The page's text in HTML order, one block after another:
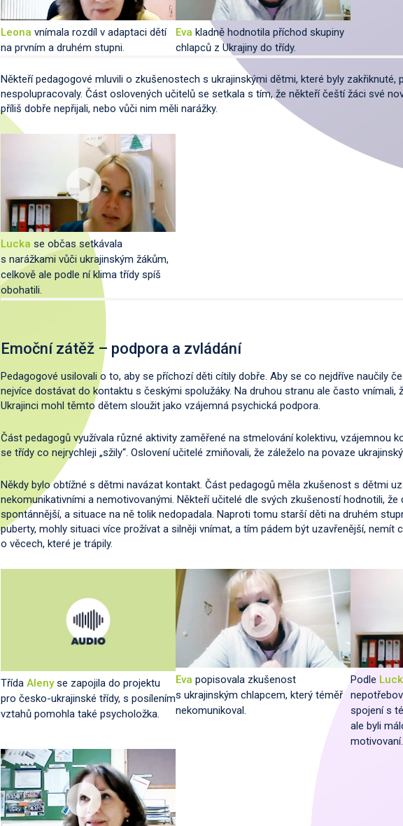
Leona vnímala rozdíl v adaptaci dětí
na prvním a druhém stupni.
Eva kladně hodnotila příchod skupiny
chlapců z Ukrajiny do třídy.
Někteří pedagogové mluvili o zkušenostech s ukrajinskými dětmi, které byly zakřiknuté,
nespolupracovaly. Část oslovených učitelů se setkala s tím, že někteří čeští žáci své
příliš dobře nepřijali, nebo vůči nim měli narážky.
Lucka se občas setkávala
s narážkami vůči ukrajinským žákům,
celkově ale podle ní klima třídy spíš
obohatili.
Emoční zátěž – podpora a zvládání
Pedagogové usilovali o to, aby se příchozí děti cítily dobře. Aby se co nejdříve naučily
nejvíce dostávat do kontaktu s českými spolužáky. Na druhou stranu ale často vnímali,
Ukrajinci mohl těmto dětem sloužit jako vzájemná psychická podpora.
Část pedagogů využívala různé aktivity zaměřené na stmelování kolektivu, vzájemnou
se třídy co nejrychleji „sžily“. Oslovení učitelé zmiňovali, že záleželo na povaze
Někdy bylo obtížné s dětmi navázat kontakt. Část pedagogů měla zkušenost s dětmi
nekomunikativními a nemotivovanými. Někteří učitelé dle svých zkušeností hodnotili, že
spontánnější, a situace na ně tolik nedopadala. Naproti tomu starší děti na druhém
puberty, mohly situaci více prožívat a silněji vnímat, a tím pádem být uzavřenější, nemít
o věcech, které je trápily.
Třída Alenyse zapojila do projektu
pro česko-ukrajinské třídy, s posílením
vztahů pomohla také psycholožka.
Eva popisovala zkušenost
s ukrajinským chlapcem, který téměř
nekomunikoval.
Podle
spojení s
ale byli
motivovaní.